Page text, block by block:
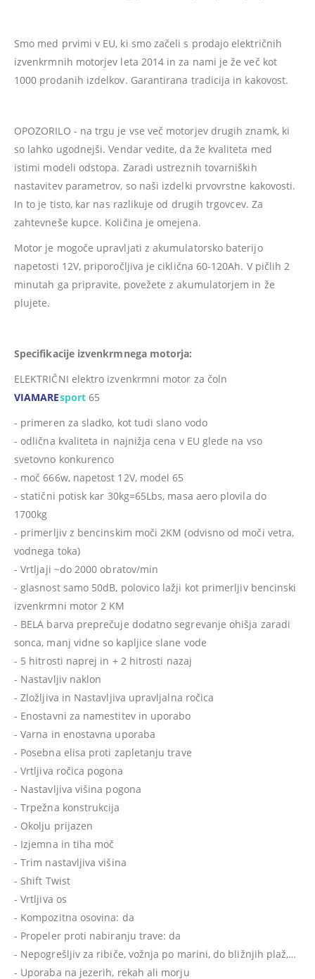
Smo med prvimi v EU, ki smo začeli s prodajo električnih
izvenkrmnih motorjev leta 2014 in za nami je že več kot
1000 prodanih izdelkov. Garantirana tradicija in kakovost.
OPOZORILO - na trgu je vse več motorjev drugih znamk, ki
so lahko ugodnejši. Vendar vedite, da že kvaliteta med
istimi modeli odstopa. Zaradi ustreznih tovarniških
nastavitev parametrov, so naši izdelki prvovrstne kakovosti.
In to je tisto, kar nas razlikuje od drugih trgovcev. Za
zahtevneše kupce. Količina je omejena.
Motor je mogoče upravljati z akumulatorsko baterijo
napetosti 12V, priporočljiva je ciklična 60-120Ah. V pičlih 2
minutah ga pripravite, povežete z akumulatorjem in že
plujete.
Specifikacije izvenkrmnega motorja:
ELEKTRIČNI elektro izvenkrmni motor za čoln
VIAMAREsport65
- primeren za sladko, kot tudi slano vodo
- odlična kvaliteta in najnižja cena v EU glede na vso
svetovno konkurenco
- moč 666w, napetost 12V, model 65
- statični potisk kar 30kg=65Lbs, masa aero plovila do
1700kg
- primerljiv z bencinskim moči 2KM (odvisno od moči vetra,
vodnega toka)
- Vrtljaji ~do 2000 obratov/min
- glasnost samo 50dB, polovico lažji kot primerljiv bencinski
izvenkrmni motor 2 KM
- BELA barva preprečuje dodatno segrevanje ohišja zaradi
sonca, manj vidne so kapljice slane vode
- 5 hitrosti naprej in + 2 hitrosti nazaj
- Nastavljiv naklon
- Zložljiva in Nastavljiva upravljalna ročica
- Enostavni za namestitev in uporabo
- Varna in enostavna uporaba
- Posebna elisa proti zapletanju trave
- Vrtljiva ročica pogona
- Nastavljiva višina pogona
- Trpežna konstrukcija
- Okolju prijazen
- Izjemna in tiha moč
- Trim nastavljiva višina
- Shift Twist
- Vrtljiva os
- Kompozitna osovina: da
- Propeler proti nabiranju trave: da
- Nepogrešljiv za ribiče, vožnja po marini, do bližnjih plaž,…
- Uporaba na jezerih, rekah ali morju